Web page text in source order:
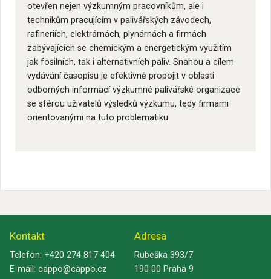
otevřen nejen výzkumným pracovníkům, ale i
technikům pracujícím v palivářských závodech,
rafineriích, elektrárnách, plynárnách a firmách
zabývajících se chemickým a energetickým využitím
jak fosilních, tak i alternativních paliv. Snahou a cílem
vydávání časopisu je efektivně propojit v oblasti
odborných informací výzkumné palivářské organizace
se sférou uživatelů výsledků výzkumu, tedy firmami
orientovanými na tuto problematiku.
Kontakt
Telefon: +420 274 817 404
E-mail: cappo@cappo.cz
Adresa
Rubeška 393/7
190 00 Praha 9